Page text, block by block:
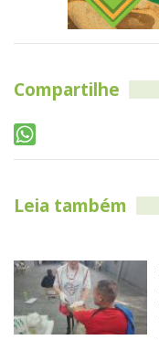
Compartilhe
Leia também